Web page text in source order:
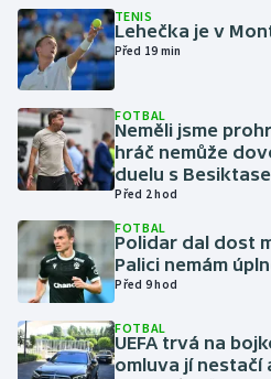
Házená
Jezdectví
Judo
Lezení
Lyže a snowboard
Moderní pětiboj
TENIS
Lehečka je v
Před 19 min
FOTBAL
Neměli jsme
hráč nemůže
duelu s
Před 2 hod
FOTBAL
Polidar dal dost
Palici nemám
Před 9 hod
FOTBAL
UEFA trvá na
omluva jí nestačí